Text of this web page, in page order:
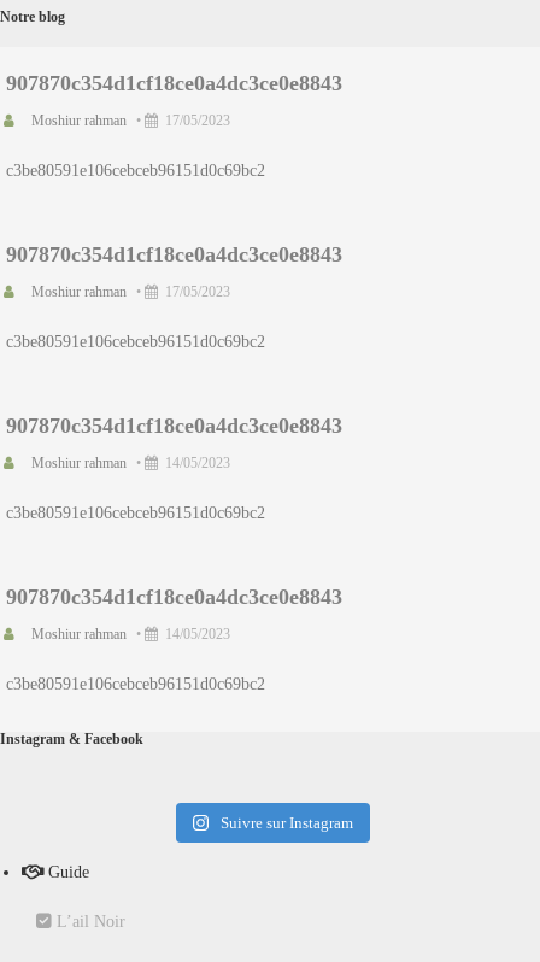
Notre blog
907870c354d1cf18ce0a4dc3ce0e8843
Moshiur rahman • 17/05/2023
c3be80591e106cebceb96151d0c69bc2
907870c354d1cf18ce0a4dc3ce0e8843
Moshiur rahman • 17/05/2023
c3be80591e106cebceb96151d0c69bc2
907870c354d1cf18ce0a4dc3ce0e8843
Moshiur rahman • 14/05/2023
c3be80591e106cebceb96151d0c69bc2
907870c354d1cf18ce0a4dc3ce0e8843
Moshiur rahman • 14/05/2023
c3be80591e106cebceb96151d0c69bc2
Instagram & Facebook
Suivre sur Instagram
Guide
L’ail Noir